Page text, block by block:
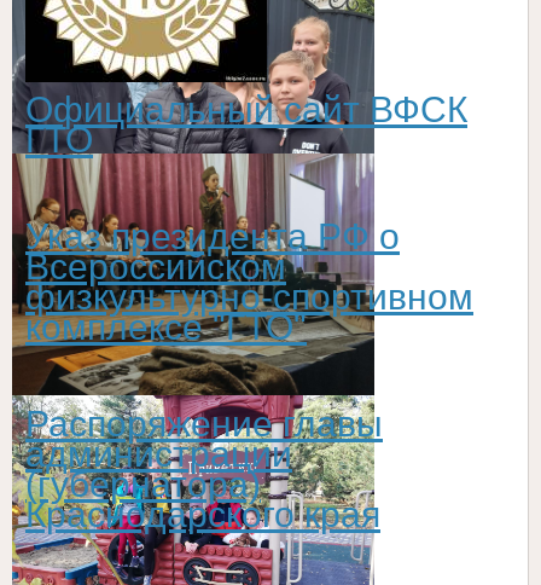
Официальный сайт ВФСК
ГТО
Указ президента РФ о
Всероссийском
физкультурно-спортивном
комплексе "ГТО"
Распоряжение главы
администрации
(губернатора)
Краснодарского края